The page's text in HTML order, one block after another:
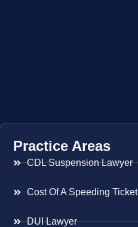
Practice Areas
CDL Suspension Lawyer
Cost Of A Speeding Ticket
DUI Lawyer